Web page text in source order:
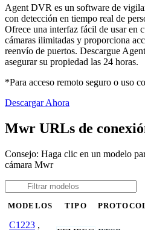
Agent DVR es un software de
con detección en tiempo real de
Ofrece una interfaz fácil de usar en
cámaras ilimitadas y proporciona
reenvío de puertos. Descargue
asegurar su propiedad las 24 horas.
*Para acceso remoto seguro o uso
Descargar Ahora
Mwr URLs de
Consejo: Haga clic en un modelo
cámara Mwr
MODELOS TIPO
C1223 ,